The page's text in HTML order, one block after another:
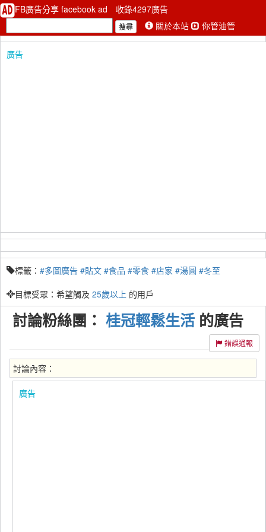
FB廣告分享 facebook ad
收錄4297廣告
關於本站
你管油管
廣告
標籤： #多圖廣告 #貼文 #食品 #零食 #店家 #湯圓 #冬至
目標受眾：希望觸及 25歲以上 的用戶
討論粉絲團： 桂冠輕鬆生活 的廣告
錯誤通報
討論內容：
廣告